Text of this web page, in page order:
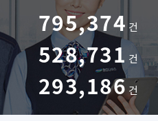
795,374 건
528,731 건
293,186건